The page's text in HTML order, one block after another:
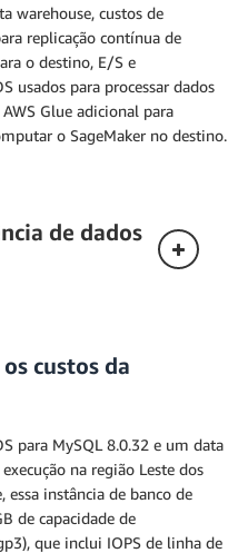
warehouse, custos de
replicação contínua de
o destino, E/S e
usados para processar dados
Glue adicional para
o SageMaker no destino.
de dados
custos da
para MySQL 8.0.32 e um data
na região Leste dos
instância de banco de
de capacidade de
que inclui IOPS de linha de